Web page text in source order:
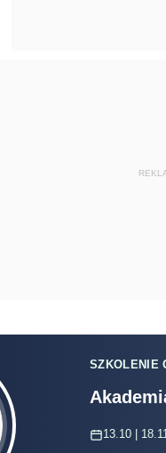
SZKOLENIE
13.10 |